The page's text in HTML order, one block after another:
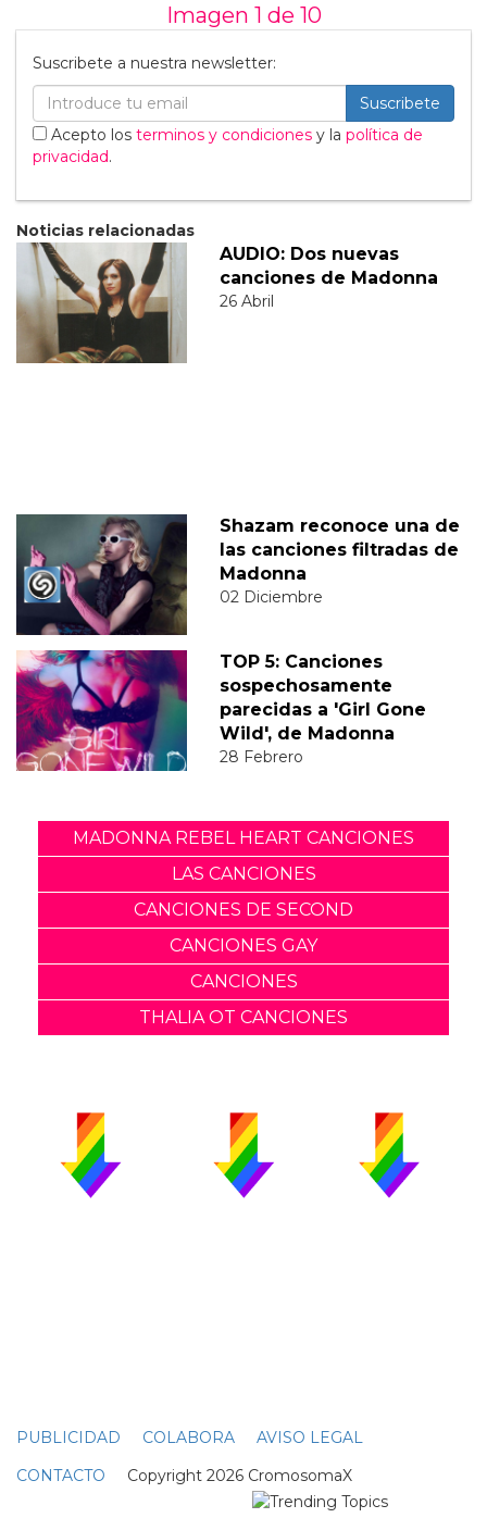
Imagen 1 de 10
Suscribete a nuestra newsletter:
Suscribete
Acepto los terminos y condiciones y la política de
privacidad.
Noticias relacionadas
AUDIO: Dos nuevas
canciones de Madonna
26 Abril
Shazam reconoce una de
las canciones filtradas de
Madonna
02 Diciembre
TOP 5: Canciones
sospechosamente
parecidas a 'Girl Gone
Wild', de Madonna
28 Febrero
MADONNA REBEL HEART CANCIONES
LAS CANCIONES
CANCIONES DE SECOND
CANCIONES GAY
CANCIONES
THALIA OT CANCIONES
PUBLICIDAD COLABORA
AVISO LEGAL
CONTACTO Copyright 2026 CromosomaX